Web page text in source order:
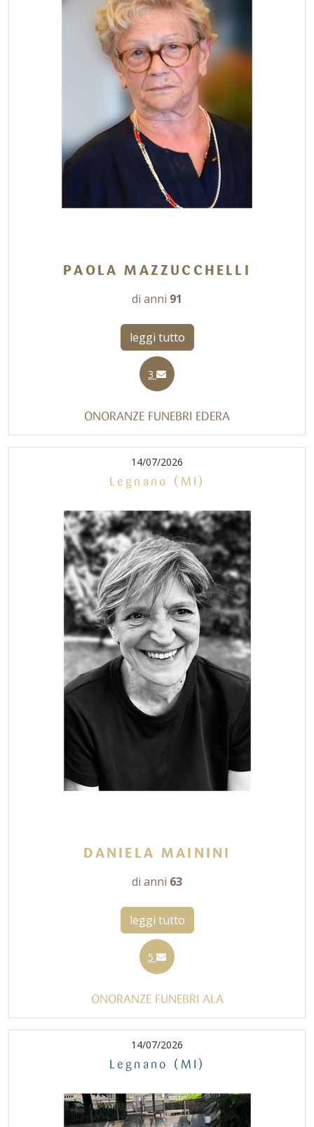
PAOLA MAZZUCCHELLI
di anni 91
leggi tutto
3
ONORANZE FUNEBRI EDERA
14/07/2026
Legnano (MI)
DANIELA MAININI
di anni 63
leggi tutto
5
ONORANZE FUNEBRI ALA
14/07/2026
Legnano (MI)